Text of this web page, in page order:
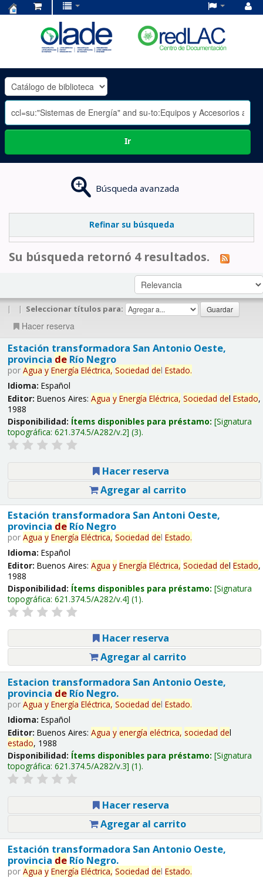
OLADE
-
Ir
Búsqueda avanzada
Refinar su búsqueda
Su búsqueda retornó 4 resultados.
| | Seleccionar títulos para:
Hacer reserva
Estación transformadora San Antonio Oeste,
provincia deRío Negro
por Agua y Energía Eléctrica, Sociedad del Estado.
Idioma: Español
Editor: Buenos Aires: Agua y Energía Eléctrica, Sociedad del Estado,
1988
Disponibilidad: Ítems disponibles para préstamo: Signatura
topográfica: 621.374.5/A282/v.2 (3).
Hacer reserva
Agregar al carrito
Estación transformadora San Antoni Oeste,
provincia deRío Negro
por Agua y Energía Eléctrica, Sociedad del Estado.
Idioma: Español
Editor: Buenos Aires: Agua y Energía Eléctrica, Sociedad del Estado,
1988
Disponibilidad: Ítems disponibles para préstamo: Signatura
topográfica: 621.374.5/A282/v.4 (1).
Hacer reserva
Agregar al carrito
Estacion transformadora San Antonio Oeste,
provincia deRío Negro.
por Agua y Energía Eléctrica, Sociedad del Estado.
Idioma: Español
Editor: Buenos Aires: Agua y energía eléctrica, sociedad del
estado, 1988
Disponibilidad: Ítems disponibles para préstamo: Signatura
topográfica: 621.374.5/A282/v.3 (1).
Hacer reserva
Agregar al carrito
Estación transformadora San Antonio Oeste,
provincia deRío Negro.
por Agua y Energía Eléctrica, Sociedad del Estado.